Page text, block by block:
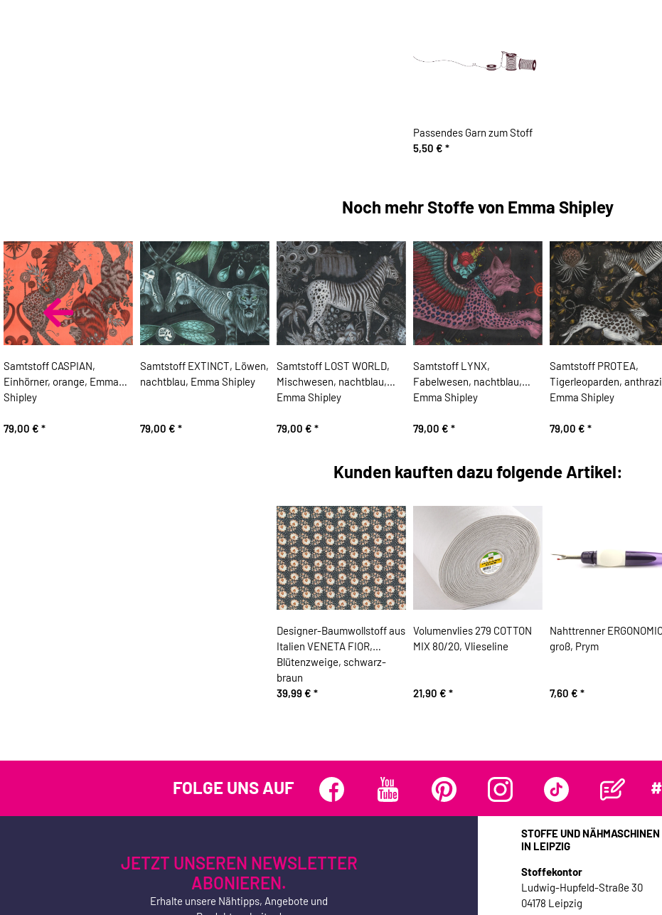
Passendes Garn zum Stoff
5,50 € *
Noch mehr Stoffe von Emma Shipley
Samtstoff CASPIAN,
Einhörner, orange, Emma
Shipley
79,00 € *
Samtstoff EXTINCT, Löwen,
nachtblau, Emma Shipley
79,00 € *
Samtstoff LOST WORLD,
Mischwesen, nachtblau,
Emma Shipley
79,00 € *
Samtstoff LYNX,
Fabelwesen, nachtblau,
Emma Shipley
79,00 € *
Samtstoff PROTEA,
Tigerleoparden,
Emma Shipley
79,00 € *
Kunden kauften dazu folgende Artikel:
Designer-Baumwollstoff aus
Italien VENETA FIOR,
Blütenzweige, schwarz-
braun
39,99 € *
Volumenvlies 279 COTTON
MIX 80/20, Vlieseline
21,90 € *
Nahttrenner ERGONOMIC
groß, Prym
7,60 € *
FOLGE UNS AUF
JETZT UNSEREN NEWSLETTER
ABONIEREN.
Erhalte unsere Nähtipps, Angebote und
STOFFE UND
IN LEIPZIG
Stoffekontor
Ludwig-Hupfeld-Straße 30
04178 Leipzig